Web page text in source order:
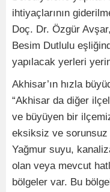
ihtiyaçlarının
Doç. Dr. Özgür
Besim Dutlulu
yapılacak yerleri
Akhisar’ın hızla
“Akhisar da diğer
ve büyüyen bir
eksiksiz ve
Yağmur suyu,
olan veya mevcut
bölgeler var. Bu